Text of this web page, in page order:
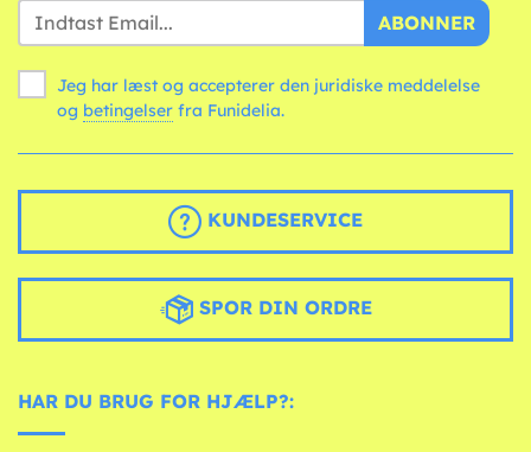
ABONNER
Jeg har læst og accepterer den juridiske meddelelse
og betingelser fra Funidelia.
KUNDESERVICE
SPOR DIN ORDRE
HAR DU BRUG FOR HJÆLP?: